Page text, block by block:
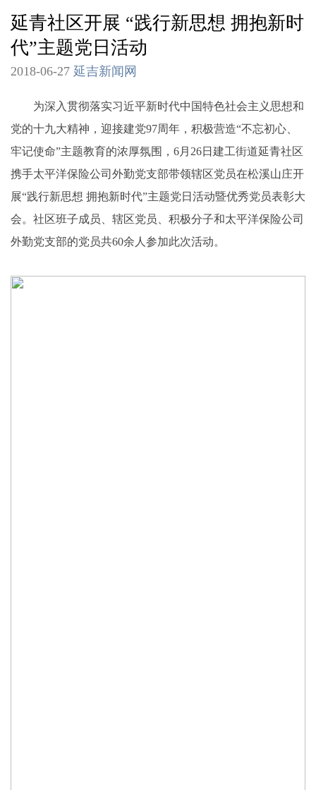
延青社区开展 “践行新思想 拥抱新时
代”主题党日活动
2018-06-27 延吉新闻网
为深入贯彻落实习近平新时代中国特色社会主义思想和
党的十九大精神，迎接建党97周年，积极营造“不忘初心、
牢记使命”主题教育的浓厚氛围，6月26日建工街道延青社区
携手太平洋保险公司外勤党支部带领辖区党员在松溪山庄开
展“践行新思想 拥抱新时代”主题党日活动暨优秀党员表彰大
会。社区班子成员、辖区党员、积极分子和太平洋保险公司
外勤党支部的党员共60余人参加此次活动。